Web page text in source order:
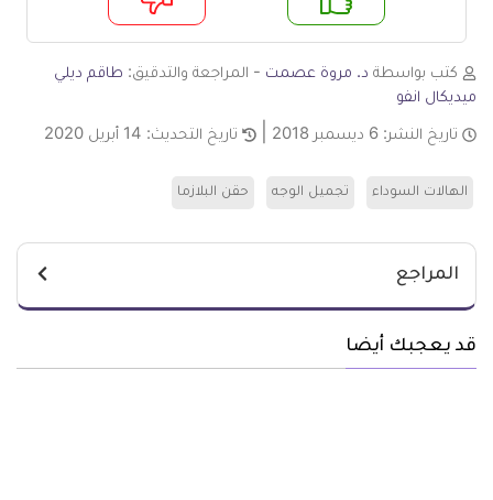
لا
كتب بواسطة د. مروة عصمت - المراجعة والتدقيق: طاقم ديلي
ميديكال انفو
تاريخ النشر: 6 ديسمبر 2018 تاريخ التحديث: 14 أبريل 2020
الهالات السوداء تجميل الوجه حقن البلازما
المراجع
قد يعجبك أيضا